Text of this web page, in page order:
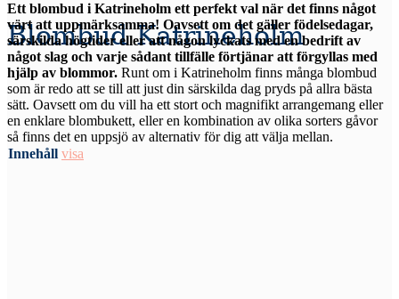
Blombud Katrineholm
Ett blombud i Katrineholm ett perfekt val när det finns något
värt att uppmärksamma! Oavsett om det gäller födelsedagar,
särskilda högtider eller att någon lyckats med en bedrift av
något slag och varje sådant tillfälle förtjänar att förgyllas med
hjälp av blommor.
som är redo att se till att just din särskilda dag pryds på allra bästa
sätt. Oavsett om du vill ha ett stort och magnifikt arrangemang eller
en enklare blombukett, eller en kombination av olika sorters gåvor
så finns det en uppsjö av alternativ för dig att välja mellan.
Innehåll visa